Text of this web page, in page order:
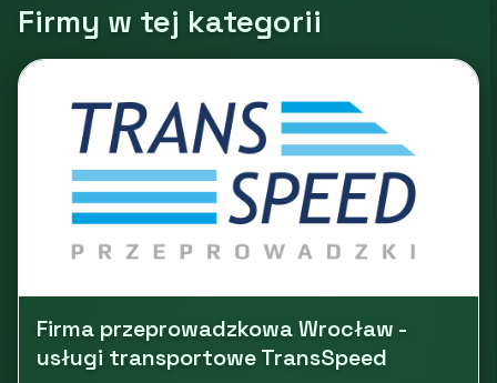
Firmy w tej kategorii
Firma przeprowadzkowa Wrocław -
usługi transportowe TransSpeed